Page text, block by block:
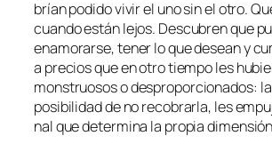
brían po­di­do vi­vir el uno sin el otro.
cuan­do es­tán le­jos. Descubren que
ena­mo­rar­se, te­ner lo que de­sean y
a pre­cios que en otro tiem­po les
mons­truo­sos o des­pro­por­cio­na­dos:
po­si­bi­li­dad de no re­co­brar­la, les
nal que de­ter­mi­na la pro­pia